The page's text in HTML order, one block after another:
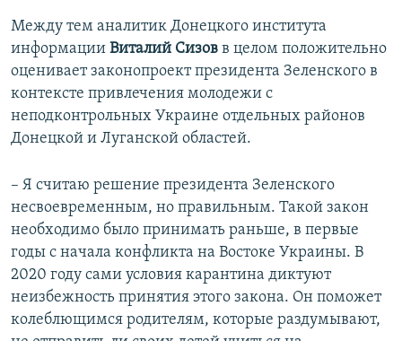
Между тем аналитик Донецкого института
информации Виталий Сизов в целом положительно
оценивает законопроект президента Зеленского в
контексте привлечения молодежи с
неподконтрольных Украине отдельных районов
Донецкой и Луганской областей.
– Я считаю решение президента Зеленского
несвоевременным, но правильным. Такой закон
необходимо было принимать раньше, в первые
годы с начала конфликта на Востоке Украины. В
2020 году сами условия карантина диктуют
неизбежность принятия этого закона. Он поможет
колеблющимся родителям, которые раздумывают,